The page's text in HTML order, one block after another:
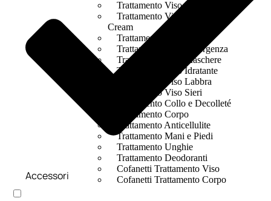
Trattamento Viso 24 Ore
Trattamento Viso Bb E Cc
Cream
Trattamento Viso Occhi
Trattamento Viso Detergenza
Trattamento Viso Maschere
Trattamento Viso Idratante
Trattamento Viso Labbra
Trattamento Viso Sieri
Trattamento Collo e Decolleté
Trattamento Corpo
Trattamento Anticellulite
Trattamento Mani e Piedi
Trattamento Unghie
Trattamento Deodoranti
Cofanetti Trattamento Viso
Cofanetti Trattamento Corpo
Accessori